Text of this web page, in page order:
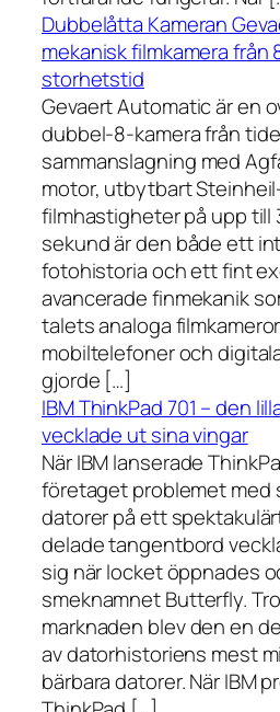
Dubbelåtta Kameran
mekanisk filmkamera från
storhetstid
Gevaert Automatic är en
dubbel-8-kamera från
sammanslagning med
motor, utbytbart
filmhastigheter på upp till
sekund är den både ett
fotohistoria och ett fint
avancerade finmekanik
talets analoga
mobiltelefoner och
gjorde […]
IBM ThinkPad 701 – den
vecklade ut sina vingar
När IBM lanserade
företaget problemet med
datorer på ett
delade tangentbord
sig när locket öppnades
smeknamnet Butterfly.
marknaden blev den en
av datorhistoriens mest
bärbara datorer. När IBM